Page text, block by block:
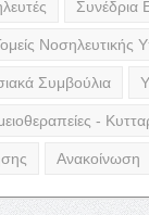
Συνέδρια
Νοσηλευτικής
Συμβούλια
-
Ανακοίνωση